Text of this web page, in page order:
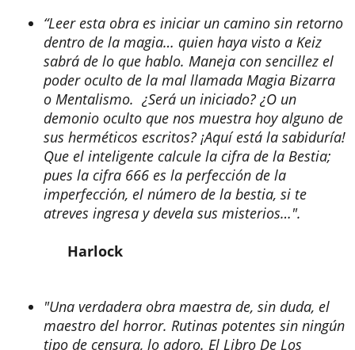
“Leer esta obra es iniciar un camino sin retorno
dentro de la magia… quien haya visto a Keiz
sabrá de lo que hablo. Maneja con sencillez el
poder oculto de la mal llamada Magia Bizarra
o Mentalismo. ¿Será un iniciado? ¿O un
demonio oculto que nos muestra hoy alguno de
sus herméticos escritos? ¡Aquí está la sabiduría!
Que el inteligente calcule la cifra de la Bestia;
pues la cifra 666 es la perfección de la
imperfección, el número de la bestia, si te
atreves ingresa y devela sus misterios…".
Harlock
"Una verdadera obra maestra de, sin duda, el
maestro del horror. Rutinas potentes sin ningún
tipo de censura, lo adoro. El Libro De Los